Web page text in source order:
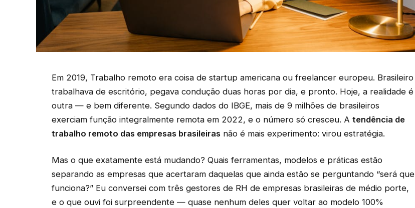
Em 2019, Trabalho remoto era coisa de startup americana ou freelancer europeu. Brasileiro
trabalhava de escritório, pegava condução duas horas por dia, e pronto. Hoje, a realidade é
outra — e bem diferente. Segundo dados do IBGE, mais de 9 milhões de brasileiros
exerciam função integralmente remota em 2022, e o número só cresceu. A tendência de
trabalho remoto das empresas brasileiras não é mais experimento: virou estratégia.
Mas o que exatamente está mudando? Quais ferramentas, modelos e práticas estão
separando as empresas que acertaram daquelas que ainda estão se perguntando “será que
funciona?” Eu conversei com três gestores de RH de empresas brasileiras de médio porte,
e o que ouvi foi surpreendente — quase nenhum deles quer voltar ao modelo 100%